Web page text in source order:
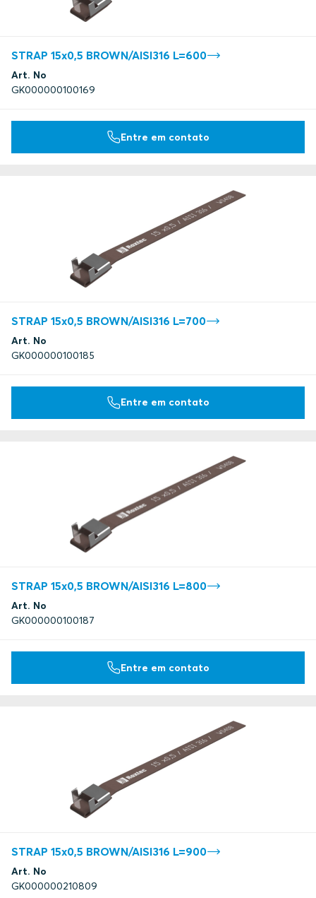
STRAP 15x0,5 BROWN/AISI316 L=600
Art. No
GK000000100169
Entre em contato
STRAP 15x0,5 BROWN/AISI316 L=700
Art. No
GK000000100185
Entre em contato
STRAP 15x0,5 BROWN/AISI316 L=800
Art. No
GK000000100187
Entre em contato
STRAP 15x0,5 BROWN/AISI316 L=900
Art. No
GK000000210809